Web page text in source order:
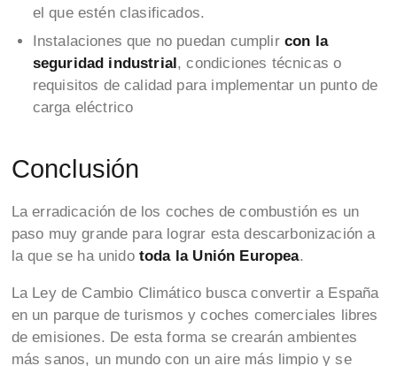
el que estén clasificados.
Instalaciones que no puedan cumplir con la
seguridad industrial , condiciones técnicas o
requisitos de calidad para implementar un punto de
carga eléctrico
Conclusión
La erradicación de los coches de combustión es un
paso muy grande para lograr esta descarbonización a
la que se ha unido toda la Unión Europea.
La Ley de Cambio Climático busca convertir a España
en un parque de turismos y coches comerciales libres
de emisiones. De esta forma se crearán ambientes
más sanos, un mundo con un aire más limpio y se